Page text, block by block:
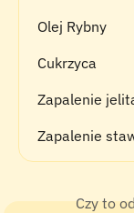
Olej Rybny
Cukrzyca
Zapalenie
Zapalenie
Czy to